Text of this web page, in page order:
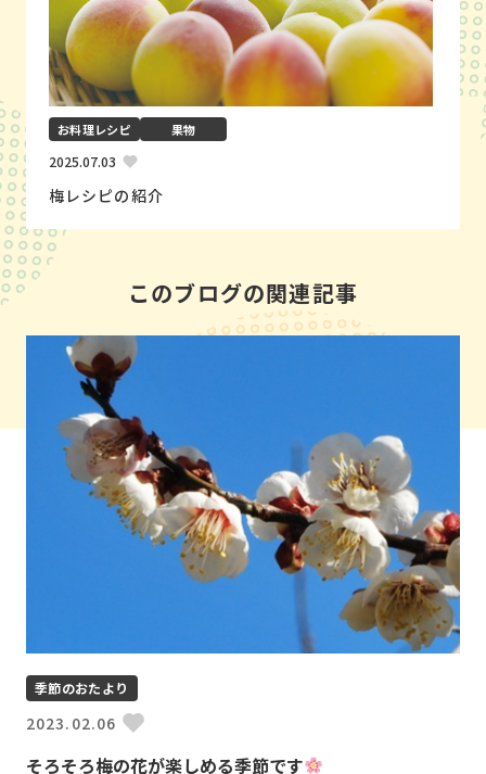
お料理レシピ 果物
2025.07.03
梅レシピの紹介
このブログの関連記事
季節のおたより
2023.02.06
そろそろ梅の花が楽しめる季節です